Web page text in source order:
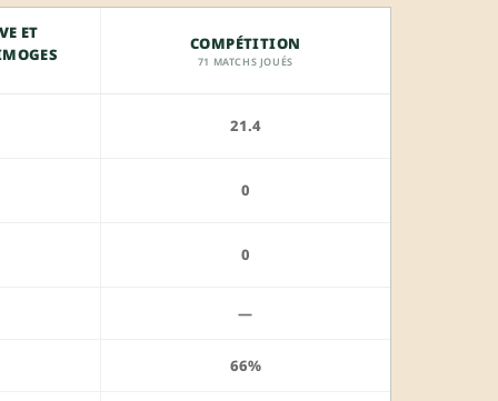
ET
COMPÉTITION
71 MATCHS JOUÉS
21.4
0
0
—
66%